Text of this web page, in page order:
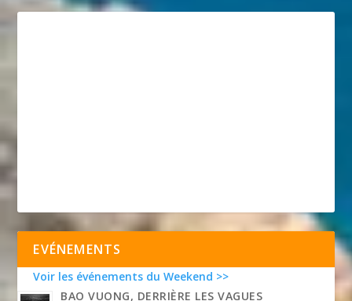
EVÉNEMENTS
Voir les événements du Weekend >>
BAO VUONG, DERRIÈRE LES VAGUES